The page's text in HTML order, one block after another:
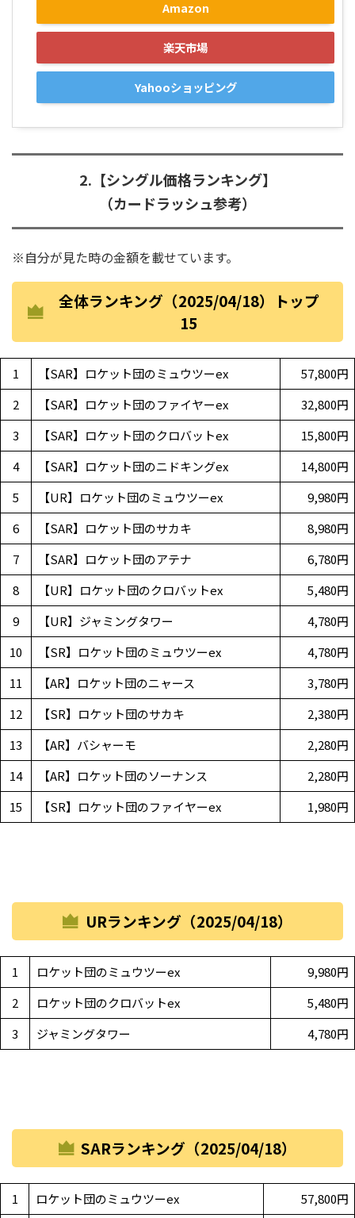
Amazon
楽天市場
Yahooショッピング
2.【シングル価格ランキング】
（カードラッシュ参考）
※自分が見た時の金額を載せています。
全体ランキング（2025/04/18）トップ
15
1 【SAR】ロケット団のミュウツーex
57,800円
2
【SAR】ロケット団のファイヤーex
32,800円
3
【SAR】ロケット団のクロバットex
15,800円
4
【SAR】ロケット団のニドキングex
14,800円
5
【UR】ロケット団のミュウツーex
9,980円
6
【SAR】ロケット団のサカキ
8,980円
7
【SAR】ロケット団のアテナ
6,780円
8
【UR】ロケット団のクロバットex
5,480円
9
【UR】ジャミングタワー
4,780円
10
【SR】ロケット団のミュウツーex
4,780円
11
【AR】ロケット団のニャース
3,780円
12
【SR】ロケット団のサカキ
2,380円
13
【AR】バシャーモ
2,280円
14
【AR】ロケット団のソーナンス
2,280円
15
【SR】ロケット団のファイヤーex 1,980円
URランキング（2025/04/18）
1 ロケット団のミュウツーex
9,980円
2
ロケット団のクロバットex
5,480円
3
ジャミングタワー 4,780円
SARランキング（2025/04/18）
1 ロケット団のミュウツーex
57,800円